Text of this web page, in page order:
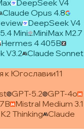
DeepSeek V4
Claude Opus 4.8
DeepSeek V4
Mini MiniMax M2.7
Hermes 4 405B
V3.2 Claude Sonnet
к Югославии11
GPT-5.2 GPT-4o
Mistral Medium 3.1
Thinking Claude